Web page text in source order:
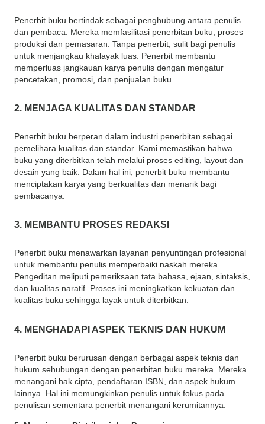
Penerbit buku bertindak sebagai penghubung antara penulis
dan pembaca. Mereka memfasilitasi penerbitan buku, proses
produksi dan pemasaran. Tanpa penerbit, sulit bagi penulis
untuk menjangkau khalayak luas. Penerbit membantu
memperluas jangkauan karya penulis dengan mengatur
pencetakan, promosi, dan penjualan buku.
2. MENJAGA KUALITAS DAN STANDAR
Penerbit buku berperan dalam industri penerbitan sebagai
pemelihara kualitas dan standar. Kami memastikan bahwa
buku yang diterbitkan telah melalui proses editing, layout dan
desain yang baik. Dalam hal ini, penerbit buku membantu
menciptakan karya yang berkualitas dan menarik bagi
pembacanya.
3. MEMBANTU PROSES REDAKSI
Penerbit buku menawarkan layanan penyuntingan profesional
untuk membantu penulis memperbaiki naskah mereka.
Pengeditan meliputi pemeriksaan tata bahasa, ejaan, sintaksis,
dan kualitas naratif. Proses ini meningkatkan kekuatan dan
kualitas buku sehingga layak untuk diterbitkan.
4. MENGHADAPI ASPEK TEKNIS DAN HUKUM
Penerbit buku berurusan dengan berbagai aspek teknis dan
hukum sehubungan dengan penerbitan buku mereka. Mereka
menangani hak cipta, pendaftaran ISBN, dan aspek hukum
lainnya. Hal ini memungkinkan penulis untuk fokus pada
penulisan sementara penerbit menangani kerumitannya.